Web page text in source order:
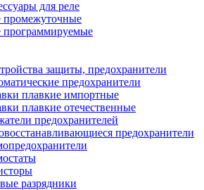
для реле
промежуточные
программируемые
защиты, предохранители
предохранители
плавкие импортные
плавкие отечественные
предохранителей
предохранители
разрядники